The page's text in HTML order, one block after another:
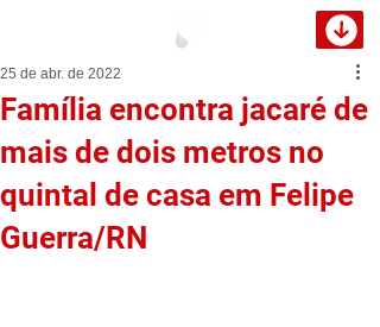
Família encontra jacaré de
mais de dois metros no
quintal de casa em Felipe
Guerra/RN
25 de abr. de 2022